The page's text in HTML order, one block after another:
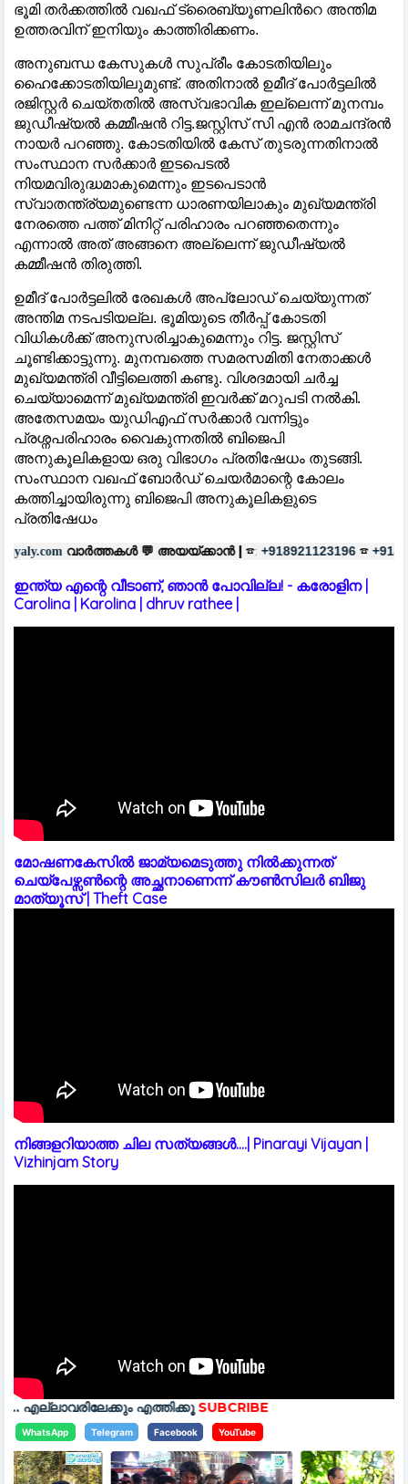
ഭൂമി തർക്കത്തിൽ വഖഫ് ട്രൈബ്യൂണലിന്‍റെ അന്തിമ
ഉത്തരവിന് ഇനിയും കാത്തിരിക്കണം.
അനുബന്ധ കേസുകൾ സുപ്രീം കോടതിയിലും
ഹൈക്കോടതിയിലുമുണ്ട്. അതിനാൽ ഉമീദ് പോർട്ടലിൽ
രജിസ്റ്റർ ചെയ്തതിൽ അസ്വഭാവിക ഇല്ലെന്ന് മുനമ്പം
ജുഡീഷ്യൽ കമ്മീഷൻ റിട്ട.ജസ്റ്റിസ് സി എൻ രാമചന്ദ്രൻ
നായർ പറഞ്ഞു. കോടതിയിൽ കേസ് തുടരുന്നതിനാൽ
സംസ്ഥാന സർക്കാർ ഇടപെടൽ
നിയമവിരുദ്ധമാകുമെന്നും ഇടപെടാൻ
സ്വാതന്ത്ര്യമുണ്ടെന്ന ധാരണയിലാകും മുഖ്യമന്ത്രി
നേരത്തെ പത്ത് മിനിറ്റ് പരിഹാരം പറഞ്ഞതെന്നും
എന്നാൽ അത് അങ്ങനെ അല്ലെന്ന് ജുഡീഷ്യൽ
കമ്മീഷന്‍ തിരുത്തി.
ഉമീദ് പോർട്ടലിൽ രേഖകൾ അപ്ലോഡ് ചെയ്യുന്നത്
അന്തിമ നടപടിയല്ല. ഭൂമിയുടെ തീർപ്പ് കോടതി
വിധികൾക്ക് അനുസരിച്ചാകുമെന്നും റിട്ട. ജസ്റ്റിസ്
ചൂണ്ടിക്കാട്ടുന്നു. മുനമ്പത്തെ സമരസമിതി നേതാക്കൾ
മുഖ്യമന്ത്രി വീട്ടിലെത്തി കണ്ടു. വിശദമായി ചർച്ച
ചെയ്യാമെന്ന് മുഖ്യമന്ത്രി ഇവർക്ക് മറുപടി നൽകി.
അതേസമയം യുഡിഎഫ് സർക്കാർ വന്നിട്ടും
പ്രശ്നപരിഹാരം വൈകുന്നതിൽ ബിജെപി
അനുകൂലികളായ ഒരു വിഭാഗം പ്രതിഷേധം തുടങ്ങി.
സംസ്ഥാന വഖഫ് ബോർഡ് ചെയർമാന്റെ കോലം
കത്തിച്ചായിരുന്നു ബിജെപി അനുകൂലികളുടെ
പ്രതിഷേധം
💬അയയ്ക്കാൻ | ☎: +918921123196 ☎ +918606657037
ഇന്ത്യ എന്റെ വീടാണ്, ഞാൻ പോവില്ല! - കരോളിന |
Carolina | Karolina | dhruv rathee |
മോഷണകേസിൽ ജാമ്യമെടുത്തു നിൽക്കുന്നത്
ചെയ്പേഴ്സൺന്റെ അച്ഛനാണെന്ന് കൗൺസിലർ ബിജു
മാത്യൂസ് | Theft Case
നിങ്ങളറിയാത്ത ചില സത്യങ്ങൾ....| Pinarayi Vijayan |
Vizhinjam Story
എത്തിക്കൂSUBCRIBE
WhatsApp Telegram Facebook YouTube